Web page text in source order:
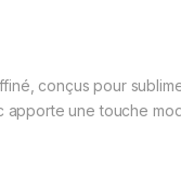
conçus pour
une touche